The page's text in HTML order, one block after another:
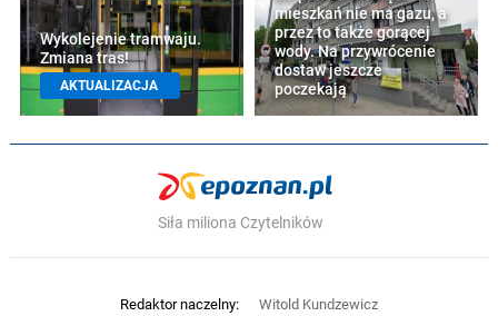
Wykolejenie tramwaju.
Zmiana tras!
AKTUALIZACJA
mieszkań nie ma gazu, a
przez to także gorącej
wody. Na przywrócenie
dostaw jeszcze
poczekają
Siła miliona Czytelników
Redaktor naczelny:
Witold Kundzewicz